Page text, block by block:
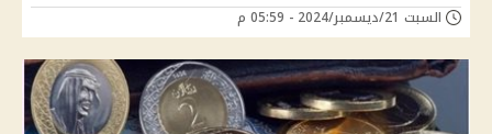
السبت 21/ديسمبر/2024 - 05:59 م